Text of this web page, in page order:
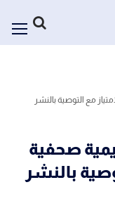
مع التوصية بالنشر
صحفية
بالنشر